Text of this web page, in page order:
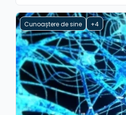
Cunoaștere de sine +4